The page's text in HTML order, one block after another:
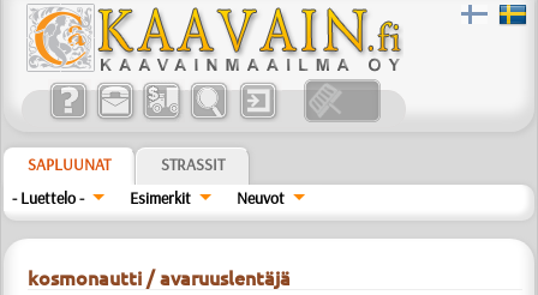
SAPLUUNAT
STRASSIT
- Luettelo -
Esimerkit Neuvot
kosmonautti / avaruuslentäjä